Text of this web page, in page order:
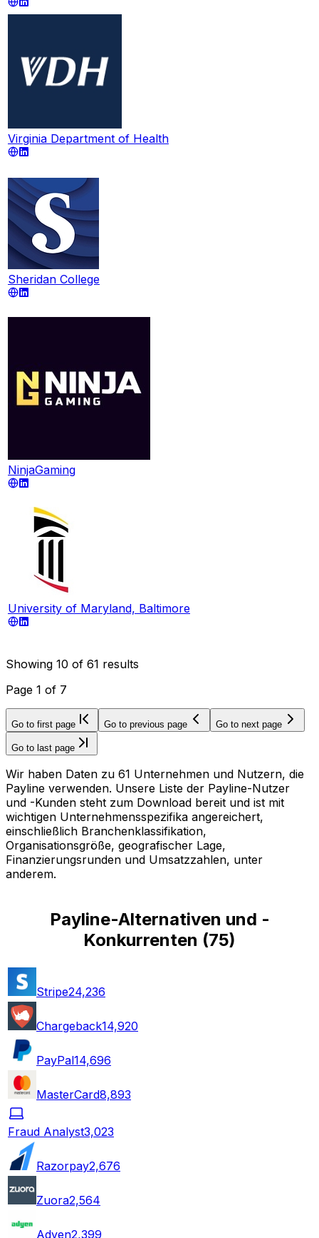
Virginia Department of Health
Sheridan College
NinjaGaming
University of Maryland, Baltimore
Showing 10 of 61 results
Page 1 of 7
Go to first page Go to previous page Go to next page
Go to last page
Wir haben Daten zu 61 Unternehmen und Nutzern, die
Payline verwenden. Unsere Liste der Payline-Nutzer
und -Kunden steht zum Download bereit und ist mit
wichtigen Unternehmensspezifika angereichert,
einschließlich Branchenklassifikation,
Organisationsgröße, geografischer Lage,
Finanzierungsrunden und Umsatzzahlen, unter
anderem.
Payline-Alternativen und -
Konkurrenten (75)
Stripe24,236
Chargeback14,920
PayPal14,696
MasterCard8,893
Fraud Analyst3,023
Razorpay2,676
Zuora2,564
Adyen2,399